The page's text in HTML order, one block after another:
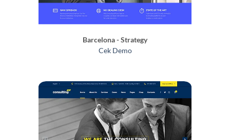
Barcelona - Strategy
Cek Demo